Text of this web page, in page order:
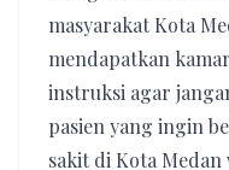
masyarakat Kota
mendapatkan
instruksi agar
pasien yang ingin
sakit di Kota Medan